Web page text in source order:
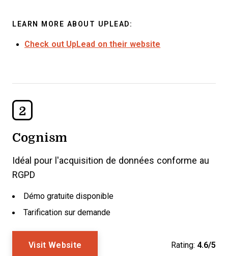
LEARN MORE ABOUT UPLEAD:
Check out UpLead on their website
2
Cognism
Idéal pour l'acquisition de données conforme au
RGPD
Démo gratuite disponible
Tarification sur demande
Visit Website Rating: 4.6/5